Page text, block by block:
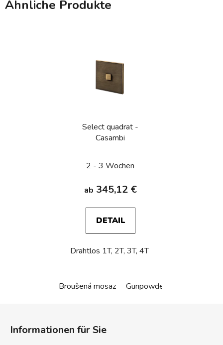
Ähnliche Produkte
Select quadrat -
Casambi
2 - 3 Wochen
ab 345,12 €
DETAIL
Drahtlos 1T, 2T, 3T, 4T
Broušená mosaz Gunpowder černá
Informationen für Sie